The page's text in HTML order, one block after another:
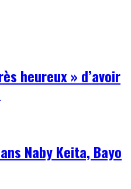
heureux » d’avoir
Naby Keita, Bayo